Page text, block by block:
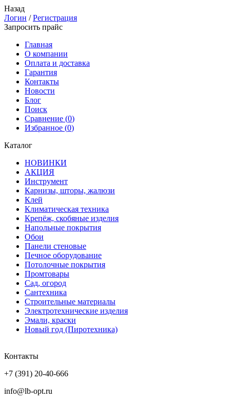
Назад
Логин /Регистрация
Запросить прайс
Главная
О компании
Оплата и доставка
Гарантия
Контакты
Новости
Блог
Поиск
Сравнение (0)
Избранное (0)
Каталог
НОВИНКИ
АКЦИЯ
Инструмент
Карнизы, шторы, жалюзи
Клей
Климатическая техника
Крепёж, скобяные изделия
Напольные покрытия
Обои
Панели стеновые
Печное оборудование
Потолочные покрытия
Промтовары
Сад, огород
Сантехника
Строительные материалы
Электротехнические изделия
Эмали, краски
Новый год (Пиротехника)
Контакты
+7 (391) 20-40-666
info@lb-opt.ru